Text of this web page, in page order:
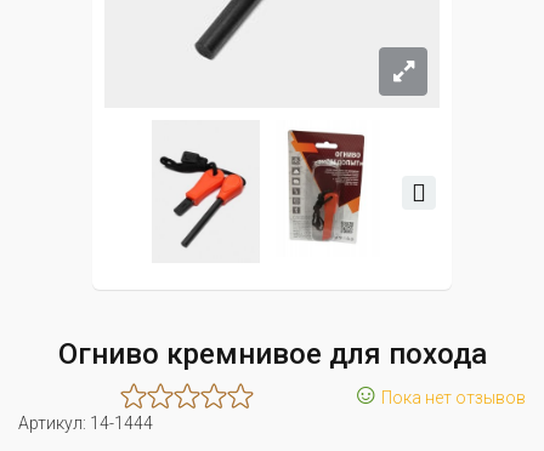
Огниво кремнивое для похода
☺ Пока нет отзывов
Артикул: 14-1444